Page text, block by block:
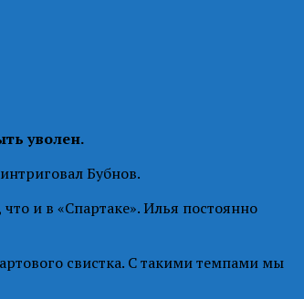
уволен.
Бубнов.
и в «Спартаке». Илья постоянно
свистка. С такими темпами мы